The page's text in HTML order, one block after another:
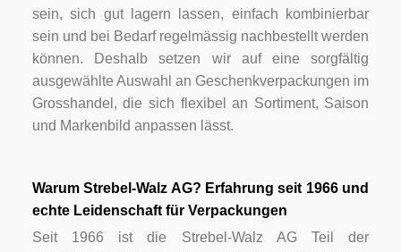
sein, sich gut lagern lassen, einfach kombinierbar
sein und bei Bedarf regelmässig nachbestellt werden
können. Deshalb setzen wir auf eine sorgfältig
ausgewählte Auswahl an Geschenkverpackungen im
Grosshandel, die sich flexibel an Sortiment, Saison
und Markenbild anpassen lässt.
Warum Strebel-Walz AG? Erfahrung seit 1966 und
echte Leidenschaft für Verpackungen
Seit 1966 ist die Strebel-Walz AG Teil der